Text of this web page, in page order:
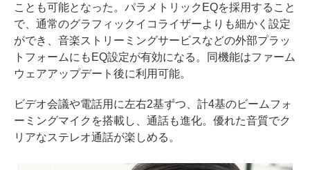
ことも可能となった。パラメトリックEQを採用すること
で、通常のグラフィックイコライザーよりも細かく設定
ができ、音楽ストリーミングサービスなどの外部プラッ
トフォームにもEQ設定が有効になる。同機能はファーム
ウェアアップデート後に利用可能。
ビデオ会議や電話用に左右2基ずつ、計4基のビームフォ
ーミングマイクを搭載し、通話も進化。優れた音質でク
リアなステレオ通話が楽しめる。